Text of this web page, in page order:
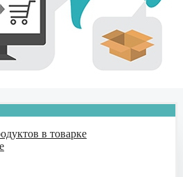
в товарке